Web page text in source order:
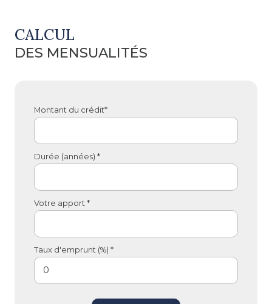
CALCUL
DES MENSUALITÉS
Montant du crédit*
Durée (années) *
Votre apport *
Taux d'emprunt (%) *